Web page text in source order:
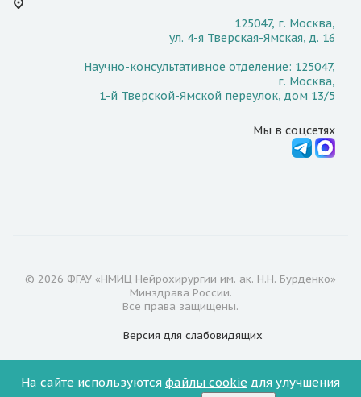
125047, г. Москва,
ул. 4-я Тверская-Ямская, д. 16
Научно-консультативное отделение: 125047,
г. Москва,
1-й Тверской-Ямской переулок, дом 13/5
Мы в соцсетях
© 2026 ФГАУ «НМИЦ Нейрохирургии им. ак. Н.Н. Бурденко»
Минздрава России.
Все права защищены.
Версия для слабовидящих
На сайте используются файлы cookie для улучшения